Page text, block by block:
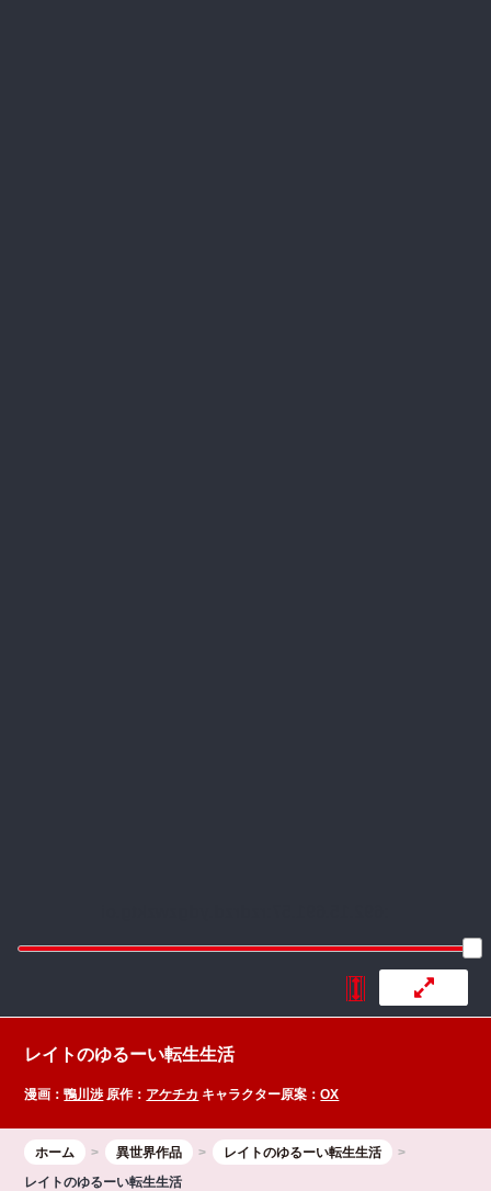
レイトのゆるーい転生生活
漫画：鴨川渉 原作： アケチカ キャラクター原案：OX
ホーム 異世界作品
レイトのゆるーい転生生活
レイトのゆるーい転生生活